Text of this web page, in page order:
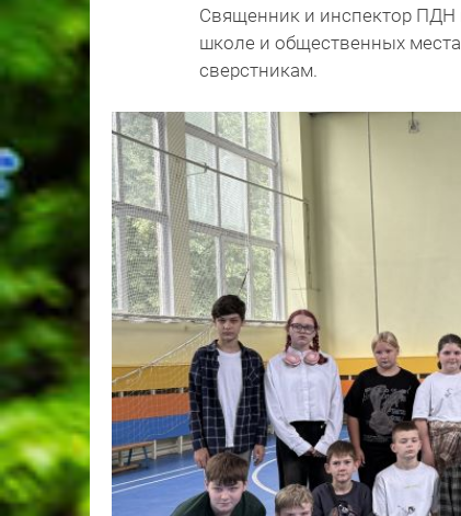
Священник и инспектор ПДН
школе и общественных
сверстникам.